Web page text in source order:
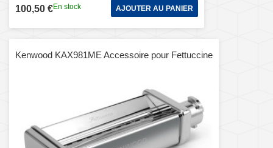
100,50 €En stock AJOUTER AU PANIER
Kenwood KAX981ME Accessoire pour Fettuccine